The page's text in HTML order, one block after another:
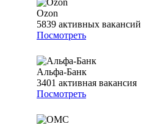
Ozon
5839 активных вакансий
Посмотреть
Альфа-Банк
3401 активная вакансия
Посмотреть